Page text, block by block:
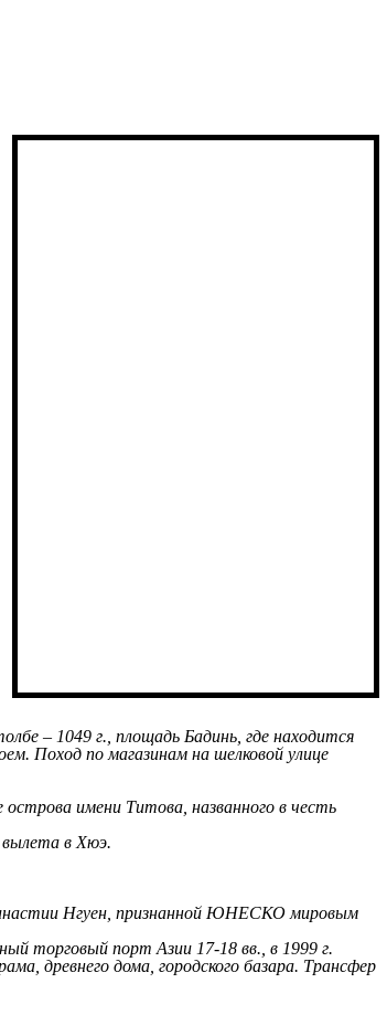
– 1049 г., площадь Бадинь, где находится
Поход по магазинам на шелковой улице
имени Титова, названного в честь
вылета в Хюэ.
Нгуен, признанной ЮНЕСКО мировым
торговый порт Азии 17-18 вв., в 1999 г.
древнего дома, городского базара. Трансфер